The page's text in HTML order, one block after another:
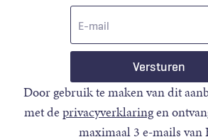
Door gebruik te maken van dit
met deprivacyverklaringen
maximaal 3 e-mails van